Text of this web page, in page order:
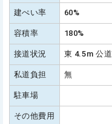
建ぺい率 60%
容積率 180%
接道状況 東 4.5m 公道
私道負担 無
駐車場
その他費用